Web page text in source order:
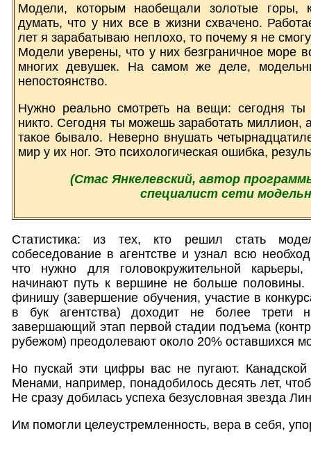
Модели, которым наобещали золотые горы,
думать, что у них все в жизни схвачено.
лет я зарабатываю неплохо, то почему я не
Модели уверены, что у них безграничное море
многих девушек. На самом же деле,
непостоянство.
Нужно реально смотреть на вещи: сегодня
никто. Сегодня ты можешь заработать миллион,
такое бывало. Неверно внушать
мир у их ног. Это психологическая ошибка,
(Стас Янкелевский, автор
специалист сети
Статистика: из тех, кто решил стать
собеседование в агентстве и узнал всю
что нужно для головокружительной
начинают путь к вершине не больше половины.
финишу (завершение обучения, участие в
в бук агентства) доходит не более трети
завершающий этап первой стадии подъема
рубежом) преодолевают около 20% оставшихся
Но пускай эти цифры вас не пугают.
Менами, например, понадобилось десять лет,
Не сразу добилась успеха безусловная звезда
Им помогли целеустремленность, вера в себя,